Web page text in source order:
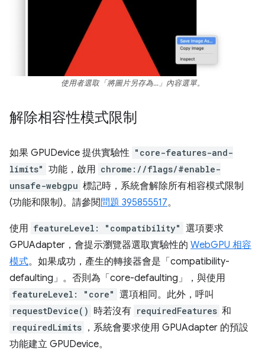
使用者選取「將圖片另存為…」內容選單。
解除相容性模式限制
如果 GPUDevice 提供實驗性 "core-features-and-
limits" 功能，啟用 chrome://flags/#enable-
unsafe-webgpu 標記時，系統會解除所有相容模式限制
(功能和限制)。請參閱問題 395855517。
使用 featureLevel: "compatibility" 選項要求
GPUAdapter，會提示瀏覽器選取實驗性的 WebGPU 相容
模式。如果成功，產生的轉接器會是「compatibility-
defaulting」。否則為「core-defaulting」，與使用
featureLevel: "core" 選項相同。此外，呼叫
requestDevice() 時若沒有 requiredFeatures 和
requiredLimits ，系統會要求使用 GPUAdapter 的預設
功能建立 GPUDevice。